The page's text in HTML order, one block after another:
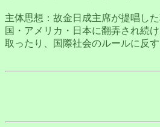
主体思想：故金日成主席が提唱し
国・アメリカ・日本に翻弄され続
取ったり、国際社会のルールに反